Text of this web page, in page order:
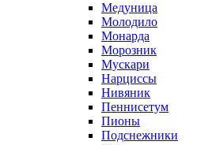
Медуница
Молодило
Монарда
Морозник
Мускари
Нарциссы
Нивяник
Пеннисетум
Пионы
Подснежники